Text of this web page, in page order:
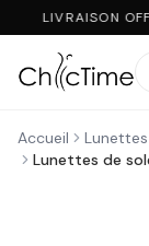
LIVRAISON
Accueil
Lunettes de